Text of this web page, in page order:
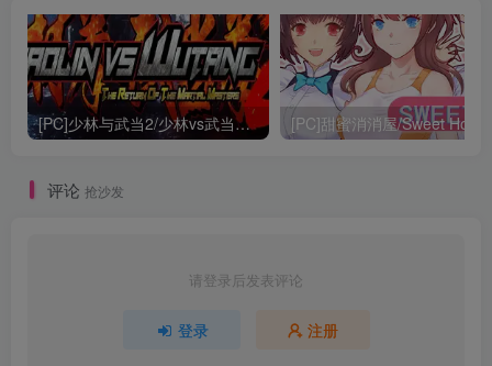
[PC]少林与武当2/少林vs武当2/Shaolin vs Wutang 2 [PC]甜蜜消消屋/Sweet
评论 抢沙发
请登录后发表评论
登录 注册